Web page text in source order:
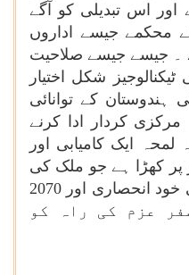
اور اس تبدیلی کو آگے
کے محکمے جیسے اداروں
۔ جیسے جیسے صلاحیت
شکل اختیار
ہندوستان کے توانائی
کردار ادا کرنے
ایک کامیابی اور
پر کھڑا ہے جو ملک کی
توانائی کی حفاظت ، تکنیکی خود انحصاری اور 2070
عزم کی راہ کو